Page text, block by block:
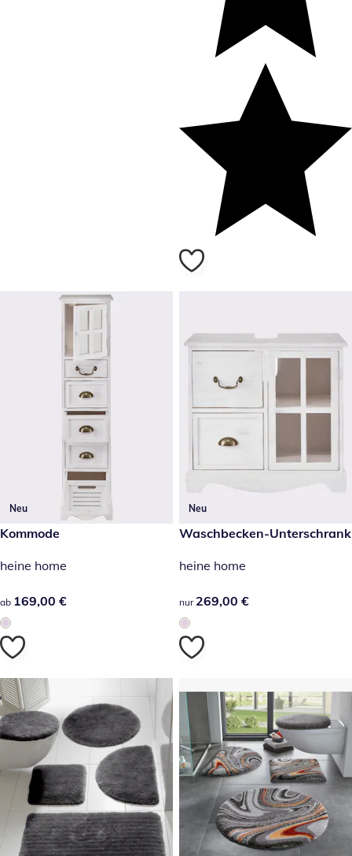
Neu
169,00 €
Kommode
heine home
169,00 €
ab 169,00 €
Neu
269,00 €
Waschbecken-Unterschrank
heine home
269,00 €
nur 269,00 €